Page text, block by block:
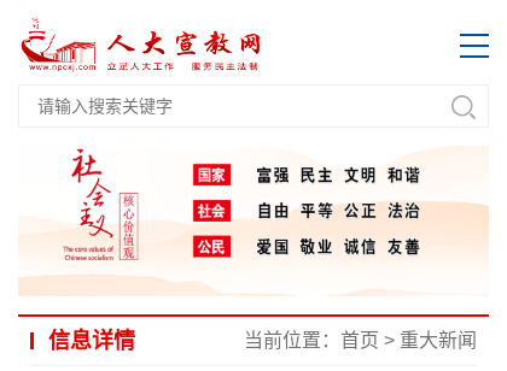
信息详情 当前位置： 首页 > 重大新闻